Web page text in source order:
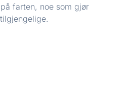
farten, noe som gjør